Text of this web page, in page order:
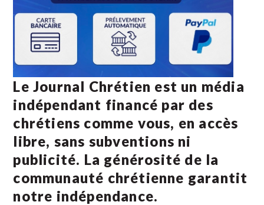
Le Journal Chrétien est un média
indépendant financé par des
chrétiens comme vous, en accès
libre, sans subventions ni
publicité. La générosité de la
communauté chrétienne garantit
notre indépendance.